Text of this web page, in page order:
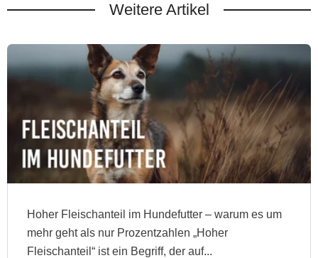
Weitere Artikel
Hoher Fleischanteil im Hundefutter – warum es um
mehr geht als nur Prozentzahlen „Hoher
Fleischanteil“ ist ein Begriff, der auf...